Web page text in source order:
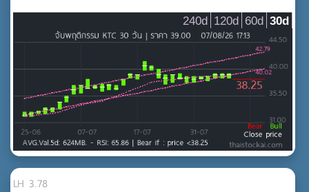
30d
60d
120d
240d
LH 3.78